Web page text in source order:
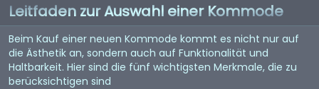
Leitfaden zur Auswahl einer Kommode
Beim Kauf einer neuen Kommode kommt es nicht nur auf
die Ästhetik an, sondern auch auf Funktionalität und
Haltbarkeit. Hier sind die fünf wichtigsten Merkmale, die zu
berücksichtigen sind